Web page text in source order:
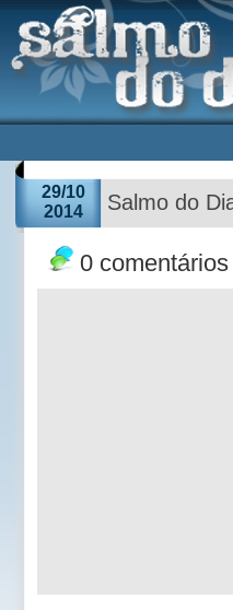
29/10
2014
Salmo do
0 comentários